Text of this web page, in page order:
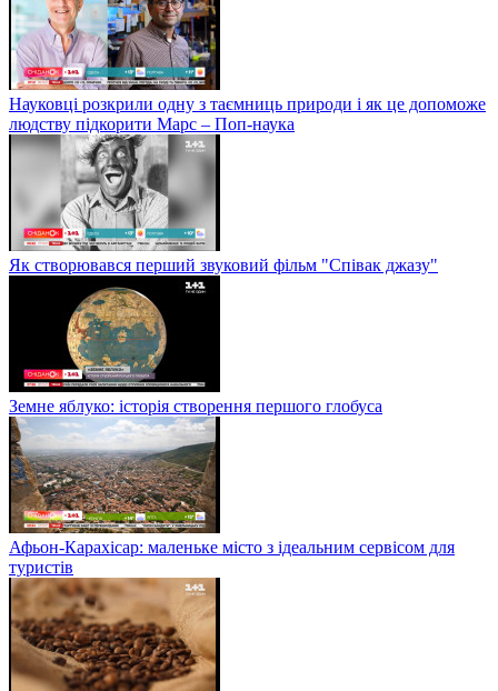
Науковці розкрили одну з таємниць природи і як це допоможе
людству підкорити Марс – Поп-наука
Як створювався перший звуковий фільм "Співак джазу"
Земне яблуко: історія створення першого глобуса
Афьон-Карахісар: маленьке місто з ідеальним сервісом для
туристів